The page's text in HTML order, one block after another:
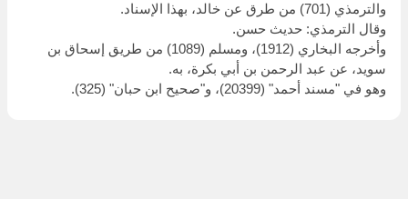
والترمذي (701) من طرق عن خالد، بهذا الإسناد.
وقال الترمذي: حديث حسن.
وأخرجه البخاري (1912)، ومسلم (1089) من طريق إسحاق بن
سويد، عن عبد الرحمن بن أبي بكرة، به.
وهو في "مسند أحمد" (20399)، و"صحيح ابن حبان" (325).